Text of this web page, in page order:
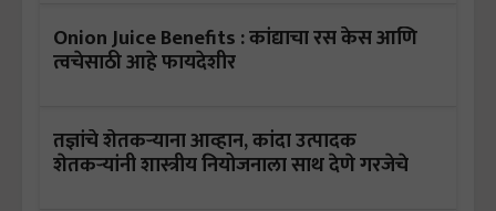
Onion Juice Benefits : कांद्याचा रस केस आणि
त्वचेसाठी आहे फायदेशीर
तज्ञांचे शेतकऱ्याना आव्हान, कांदा उत्पादक
शेतकऱ्यांनी शास्त्रीय नियोजनाला साथ देणे गरजेचे